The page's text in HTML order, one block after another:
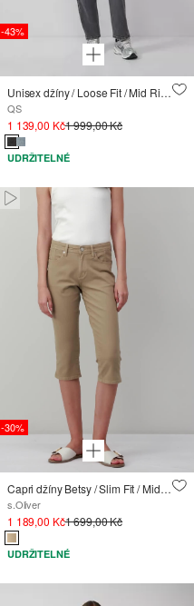
-43%
Unisex džíny / Loose Fit / Mid Rise / Straight leg / velikosti v PALCÍCH
QS
1 139,00 Kč1 999,00 Kč
UDRŽITELNÉ
Paused • Muted
-30%
Capri džíny Betsy / Slim Fit / Mid Rise / Slim Leg
s.Oliver
1 189,00 Kč1 699,00 Kč
UDRŽITELNÉ